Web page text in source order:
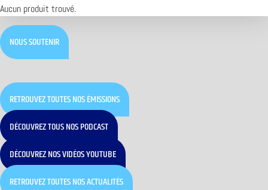
Aucun produit trouvé.
NOUS SOUTENIR
RETROUVEZ TOUTES NOS ÉMISSIONS
DÉCOUVREZ TOUS NOS PODCAST
DÉCOUVREZ NOS VIDÉOS YOUTUBE
RETROUVEZ TOUTES NOS ACTUALITÉS